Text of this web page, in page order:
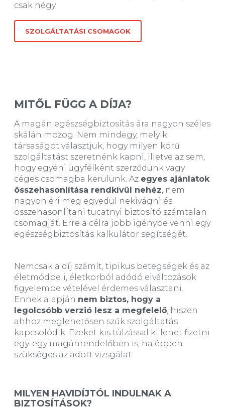
csak négy.
SZOLGÁLTATÁSI CSOMAGOK
MITŐL FÜGG A DÍJA?
A magán egészségbiztosítás ára nagyon széles
skálán mozog. Nem mindegy, melyik
társaságot választjuk, hogy milyen körű
szolgáltatást szeretnénk kapni, illetve az sem,
hogy egyéni ügyfélként szerződünk vagy
céges csomagba kerülünk. Az egyes ajánlatok
összehasonlítása rendkívül nehéz, nem
nagyon éri meg egyedül nekivágni és
összehasonlítani tucatnyi biztosító számtalan
csomagját. Erre a célra jobb igénybe venni egy
egészségbiztosítás kalkulátor segítségét.
Nemcsak a díj számít, tipikus betegségek és az
életmódbeli, életkorból adódó elváltozások
figyelembe vételével érdemes választani.
Ennek alapján nem biztos, hogy a
legolcsóbb verzió lesz a megfelelő, hiszen
ahhoz meglehetősen szűk szolgáltatás
kapcsolódik. Ezeket kis túlzással ki lehet fizetni
egy-egy magánrendelőben is, ha éppen
szükséges az adott vizsgálat.
MILYEN HAVIDÍJTÓL INDULNAK A
BIZTOSÍTÁSOK?